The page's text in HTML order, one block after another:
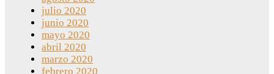
julio 2020
junio 2020
mayo 2020
abril 2020
marzo 2020
febrero 2020